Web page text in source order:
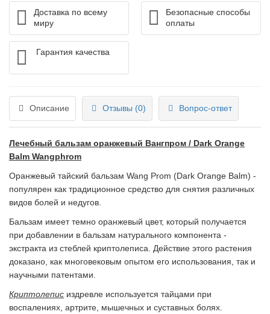
Доставка по всему
миру
Безопасные способы
оплаты
Гарантия качества
Описание Отзывы (0) Вопрос-ответ
Лечебный бальзам оранжевый Вангпром / Dark Orange
Balm Wangphrom
Оранжевый тайский бальзам Wang Prom (Dark Orange Balm) -
популярен как традиционное средство для снятия различных
видов болей и недугов.
Бальзам имеет темно оранжевый цвет, который получается
при добавлении в бальзам натурального компонента -
экстракта из стеблей криптолеписа. Действие этого растения
доказано, как многовековым опытом его использования, так и
научными патентами.
Криптолепис издревле используется тайцами при
воспалениях, артрите, мышечных и суставных болях.